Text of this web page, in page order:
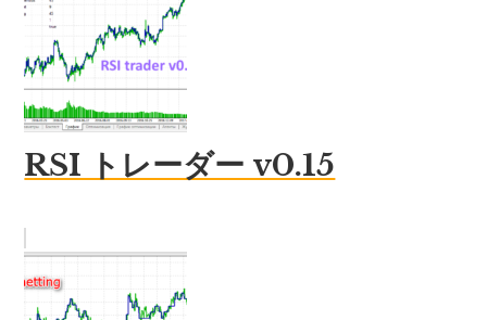
RSI トレーダー v0.15